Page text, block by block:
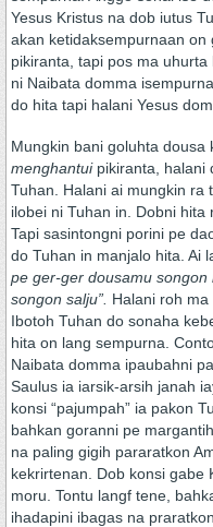
Yesus Kristus na dob iutus
akan ketidaksempurnaan
pikiranta, tapi pos ma
ni Naibata domma
do hita tapi halani Yesus
Mungkin bani goluhta
menghantuipikiranta, halani
Tuhan. Halani ai mungkin ra
ilobei ni Tuhan in. Dobni hita
Tapi sasintongni porini pe
do Tuhan in manjalo hita. Ai
pe ger-ger dousamu
songon salju”. Halani roh ma
Ibotoh Tuhan do sonaha
hita on lang sempurna.
Naibata domma ipaubahni
Saulus ia iarsik-arsih janah
konsi “pajumpah” ia pakon
bahkan goranni pe
na paling gigih pararatkon
kekrirtenan. Dob konsi gabe
moru. Tontu langf tene,
ihadapini ibagas na